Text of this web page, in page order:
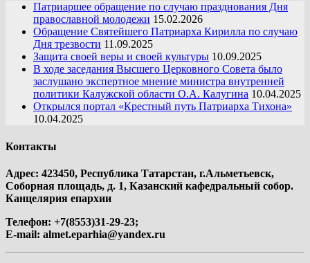
Патриаршее обращение по случаю празднования Дня
православной молодежи 15.02.2026
Обращение Святейшего Патриарха Кирилла по случаю
Дня трезвости 11.09.2025
Защита своей веры и своей культуры 10.09.2025
В ходе заседания Высшего Церковного Совета было
заслушано экспертное мнение министра внутренней
политики Калужской области О.А. Калугина 10.04.2025
Открылся портал «Крестный путь Патриарха Тихона»
10.04.2025
Контакты
Адрес: 423450, Республика Татарстан, г.Альметьевск,
Соборная площадь, д. 1, Казанский кафедральный собор.
Канцелярия епархии
Телефон: +7(8553)31-29-23;
E-mail: almet.eparhia@yandex.ru